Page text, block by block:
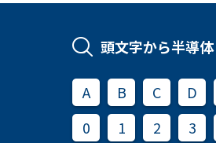
頭文字から半導
A B C D
0
1 2 3